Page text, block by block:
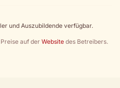
und Auszubildende verfügbar.
auf der Website des Betreibers.